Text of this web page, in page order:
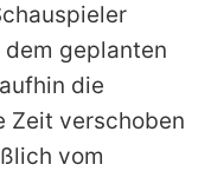
geplanten
die
Zeit verschoben
vom